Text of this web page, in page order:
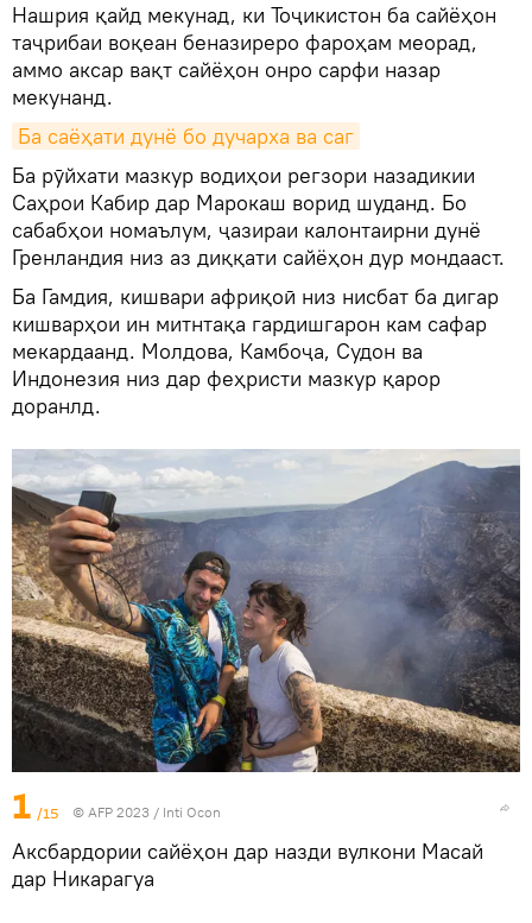
Нашрия қайд мекунад, ки Тоҷикистон ба сайёҳон
таҷрибаи воқеан беназиреро фароҳам меорад,
аммо аксар вақт сайёҳон онро сарфи назар
мекунанд.
Ба саёҳати дунё бо дучарха ва саг
Ба рӯйхати мазкур водиҳои регзори назадикии
Саҳрои Кабир дар Марокаш ворид шуданд. Бо
сабабҳои номаълум, ҷазираи калонтаирни дунё
Гренландия низ аз диққати сайёҳон дур мондааст.
Ба Гамдия, кишвари африқоӣ низ нисбат ба дигар
кишварҳои ин митнтақа гардишгарон кам сафар
мекардаанд. Молдова, Камбоҷа, Судон ва
Индонезия низ дар феҳристи мазкур қарор
доранлд.
1 /15 © AFP 2023 / Inti Ocon
Аксбардории сайёҳон дар назди вулкони Масай
дар Никарагуа